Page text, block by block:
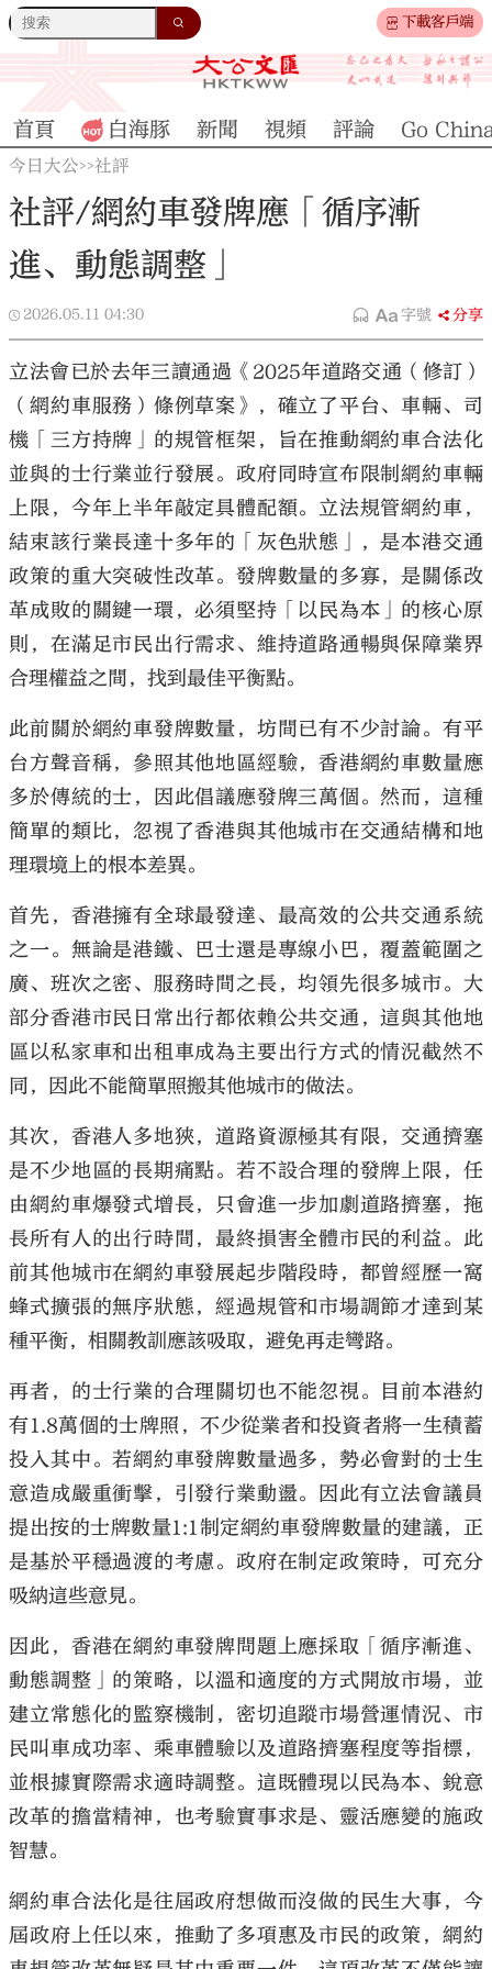
下載客戶端
大公文匯
首頁 白海豚 新聞 視頻 評論 Go
今日大公>>社評
社評/網約車發牌應「循序漸
進、動態調整」
2026.05.11 04:30 字號 分享
立法會已於去年三讀通過《2025年道路交通（修訂）
（網約車服務）條例草案》，確立了平台、車輛、司
機「三方持牌」的規管框架，旨在推動網約車合法化
並與的士行業並行發展。政府同時宣布限制網約車輛
上限，今年上半年敲定具體配額。立法規管網約車，
結束該行業長達十多年的「灰色狀態」，是本港交通
政策的重大突破性改革。發牌數量的多寡，是關係改
革成敗的關鍵一環，必須堅持「以民為本」的核心原
則，在滿足市民出行需求、維持道路通暢與保障業界
合理權益之間，找到最佳平衡點。
此前關於網約車發牌數量，坊間已有不少討論。有平
台方聲音稱，參照其他地區經驗，香港網約車數量應
多於傳統的士，因此倡議應發牌三萬個。然而，這種
簡單的類比，忽視了香港與其他城市在交通結構和地
理環境上的根本差異。
首先，香港擁有全球最發達、最高效的公共交通系統
之一。無論是港鐵、巴士還是專線小巴，覆蓋範圍之
廣、班次之密、服務時間之長，均領先很多城市。大
部分香港市民日常出行都依賴公共交通，這與其他地
區以私家車和出租車成為主要出行方式的情況截然不
同，因此不能簡單照搬其他城市的做法。
其次，香港人多地狹，道路資源極其有限，交通擠塞
是不少地區的長期痛點。若不設合理的發牌上限，任
由網約車爆發式增長，只會進一步加劇道路擠塞，拖
長所有人的出行時間，最終損害全體市民的利益。此
前其他城市在網約車發展起步階段時，都曾經歷一窩
蜂式擴張的無序狀態，經過規管和市場調節才達到某
種平衡，相關教訓應該吸取，避免再走彎路。
再者，的士行業的合理關切也不能忽視。目前本港約
有1.8萬個的士牌照，不少從業者和投資者將一生積蓄
投入其中。若網約車發牌數量過多，勢必會對的士生
意造成嚴重衝擊，引發行業動盪。因此有立法會議員
提出按的士牌數量1:1制定網約車發牌數量的建議，正
是基於平穩過渡的考慮。政府在制定政策時，可充分
吸納這些意見。
因此，香港在網約車發牌問題上應採取「循序漸進、
動態調整」的策略，以溫和適度的方式開放市場，並
建立常態化的監察機制，密切追蹤市場營運情況、市
民叫車成功率、乘車體驗以及道路擠塞程度等指標，
並根據實際需求適時調整。這既體現以民為本、銳意
改革的擔當精神，也考驗實事求是、靈活應變的施政
智慧。
網約車合法化是往屆政府想做而沒做的民生大事，今
屆政府上任以來，推動了多項惠及市民的政策，網約